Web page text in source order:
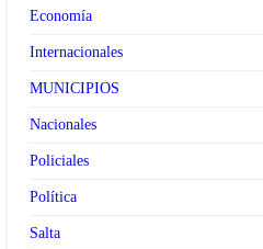
Economía
Internacionales
MUNICIPIOS
Nacionales
Policiales
Política
Salta